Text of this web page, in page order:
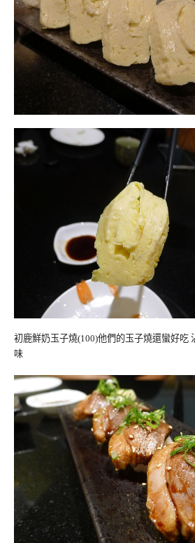
初鹿鮮奶玉子燒(100)他們的玉子燒還蠻好吃
味